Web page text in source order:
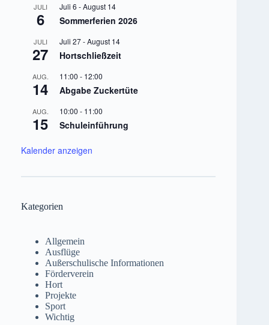
JULI
6
Juli 6 -August 14
Sommerferien 2026
JULI
27
Juli 27-August 14
Hortschließzeit
AUG.
14
11:00 - 12:00
Abgabe Zuckertüte
AUG.
15
10:00 - 11:00
Schuleinführung
Kalender anzeigen
Kategorien
Allgemein
Ausflüge
Außerschulische Informationen
Förderverein
Hort
Projekte
Sport
Wichtig